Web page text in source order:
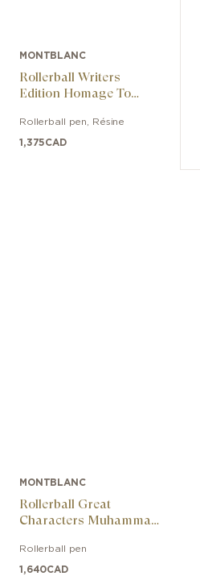
MONTBLANC
Rollerball Writers
Edition Homage To
Edition
Rollerball pen Résine
1,375CAD
MONTBLANC
Rollerball Great
Characters Muhammad
Rollerball pen
1,640CAD